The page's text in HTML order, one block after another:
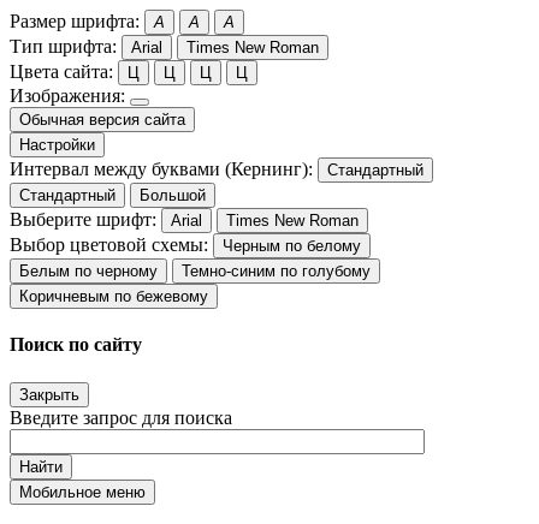
Размер шрифта: A A A
Тип шрифта: Arial Times New Roman
Цвета сайта: Ц Ц Ц Ц
Изображения:
Обычная версия сайта
Настройки
Интервал между буквами (Кернинг):
Стандартный
Стандартный
Большой
Выберите шрифт: Arial Times New Roman
Выбор цветовой схемы:
Черным по белому
Белым по черному
Темно-синим по голубому
Коричневым по бежевому
Поиск по сайту
Закрыть
Введите запрос для поиска
Найти
Мобильное меню